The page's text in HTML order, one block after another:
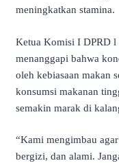
meningkatkan stamina.
Ketua Komisi I DPRD l
menanggapi bahwa
oleh kebiasaan makan
konsumsi makanan
semakin marak di
“Kami mengimbau
bergizi, dan alami.